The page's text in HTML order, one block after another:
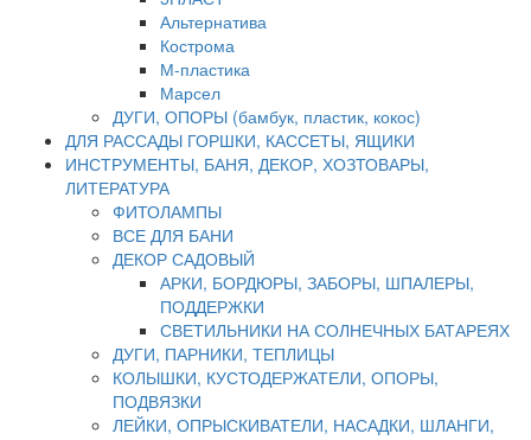
Альтернатива
Кострома
М-пластика
Марсел
ДУГИ, ОПОРЫ (бамбук, пластик, кокос)
ДЛЯ РАССАДЫ ГОРШКИ, КАССЕТЫ, ЯЩИКИ
ИНСТРУМЕНТЫ, БАНЯ, ДЕКОР, ХОЗТОВАРЫ,
ЛИТЕРАТУРА
ФИТОЛАМПЫ
ВСЕ ДЛЯ БАНИ
ДЕКОР САДОВЫЙ
АРКИ, БОРДЮРЫ, ЗАБОРЫ, ШПАЛЕРЫ,
ПОДДЕРЖКИ
СВЕТИЛЬНИКИ НА СОЛНЕЧНЫХ БАТАРЕЯХ
ДУГИ, ПАРНИКИ, ТЕПЛИЦЫ
КОЛЫШКИ, КУСТОДЕРЖАТЕЛИ, ОПОРЫ,
ПОДВЯЗКИ
ЛЕЙКИ, ОПРЫСКИВАТЕЛИ, НАСАДКИ, ШЛАНГИ,